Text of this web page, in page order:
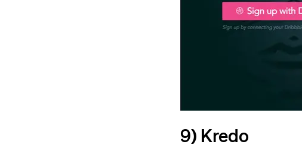
9) Kredo